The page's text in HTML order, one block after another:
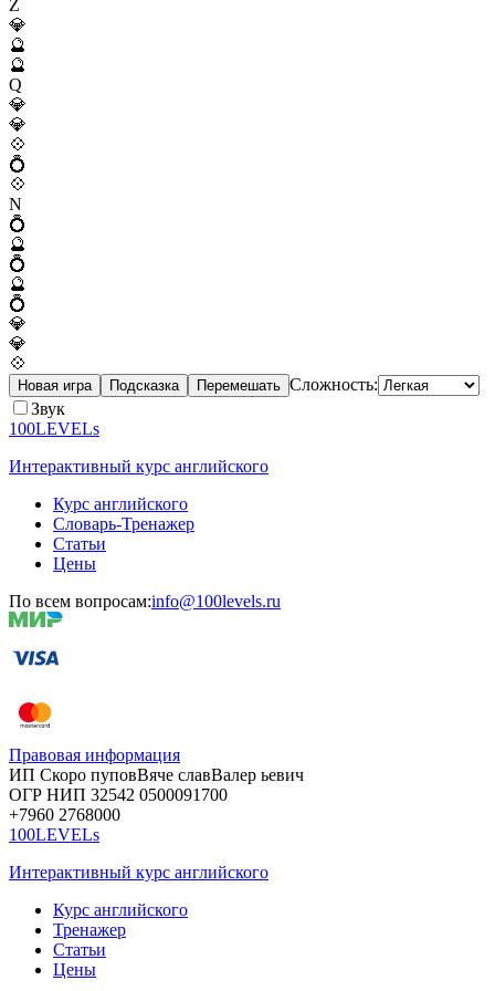
Z
💎
🔮
🔮
Q
💎
💎
💠
💍
💠
N
💍
🔮
💍
🔮
💍
💎
💎
💠
Новая игра Подсказка Перемешать Сложность:
Звук
100LEVELs
Интерактивный курс английского
Курс английского
Словарь-Тренажер
Статьи
Цены
По всем вопросам:info@100levels.ru
Правовая информация
ИП Скоро пуповВяче славВалер ьевич
ОГР НИП 32542 0500091700
+7960 2768000
100LEVELs
Интерактивный курс английского
Курс английского
Тренажер
Статьи
Цены